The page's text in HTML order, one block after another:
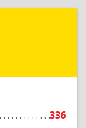
336
центр
Подробнее